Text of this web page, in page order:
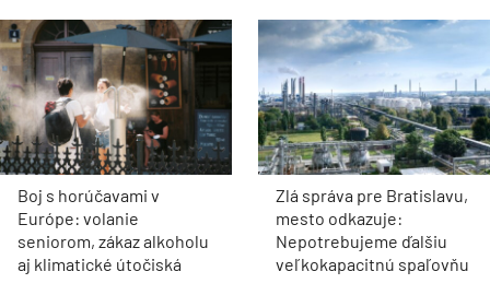
Boj s horúčavami v
Európe: volanie
seniorom, zákaz alkoholu
aj klimatické útočiská
Zlá správa pre Bratislavu,
mesto odkazuje:
Nepotrebujeme ďalšiu
veľkokapacitnú spaľovňu